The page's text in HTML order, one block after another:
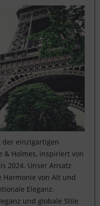
der einzigartigen
& Holmes, inspiriert von
2024. Unser Ansatz
von Alt und
Eleganz.
und globale Stile